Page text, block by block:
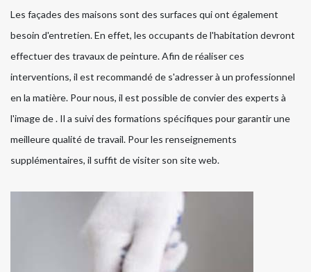
Les façades des maisons sont des surfaces qui ont également
besoin d'entretien. En effet, les occupants de l'habitation devront
effectuer des travaux de peinture. Afin de réaliser ces
interventions, il est recommandé de s'adresser à un professionnel
en la matière. Pour nous, il est possible de convier des experts à
l'image de . Il a suivi des formations spécifiques pour garantir une
meilleure qualité de travail. Pour les renseignements
supplémentaires, il suffit de visiter son site web.